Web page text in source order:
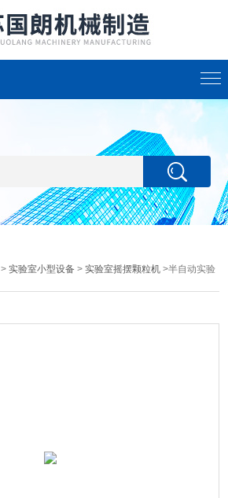
>实验室小型设备 >实验室摇摆颗粒机 >半自动实验